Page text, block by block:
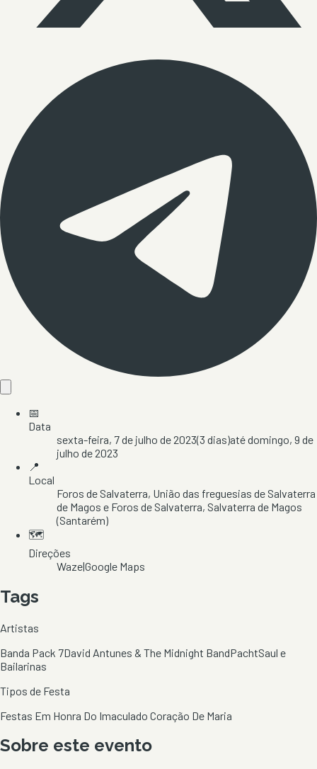
📅
Data
sexta-feira, 7 de julho de 2023(3 dias)atédomingo, 9 de
julho de 2023
📍
Local
Foros de Salvaterra, União das freguesias de Salvaterra
de Magos e Foros de Salvaterra, Salvaterra de Magos
(Santarém)
🗺️
Direções
Waze|Google Maps
Tags
Artistas
Banda Pack 7David Antunes & The Midnight BandPachtSaul e
Bailarinas
Tipos de Festa
Festas Em Honra Do Imaculado Coração De Maria
Sobre este evento